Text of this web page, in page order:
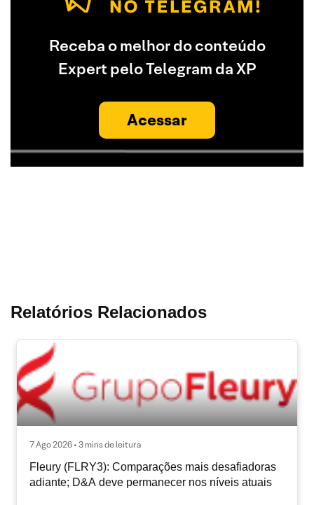
Receba o melhor do conteúdo
Expert pelo Telegram da XP
Acessar
Relatórios Relacionados
7 Ago 2026 • 3 mins de leitura
Fleury (FLRY3): Comparações mais desafiadoras
adiante; D&A deve permanecer nos níveis atuais